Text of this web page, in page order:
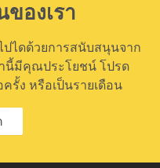
องเรา
ปไดด้วยการสนับสนุนจาก
นี้มีคุณประโยชน์ โปรด
รั้ง หรือเป็นรายเดือน